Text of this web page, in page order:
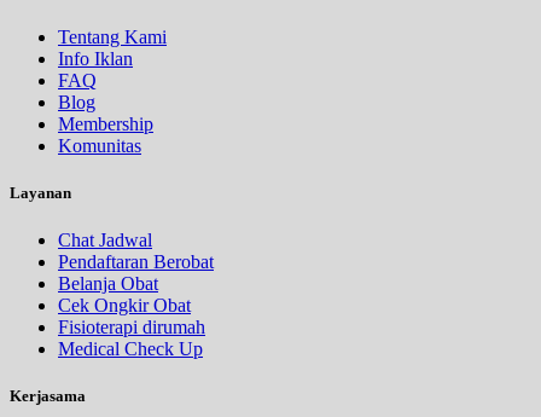
Tentang Kami
Info Iklan
FAQ
Blog
Membership
Komunitas
Layanan
Chat Jadwal
Pendaftaran Berobat
Belanja Obat
Cek Ongkir Obat
Fisioterapi dirumah
Medical Check Up
Kerjasama